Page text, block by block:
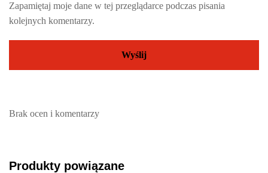
Zapamiętaj moje dane w tej przeglądarce podczas pisania
kolejnych komentarzy.
Brak ocen i komentarzy
Produkty powiązane